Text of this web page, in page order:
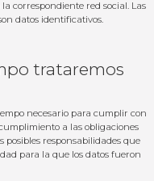
correspondiente red social. Las
datos identificativos.
trataremos
necesario para cumplir con
a las obligaciones
posibles responsabilidades que
para la que los datos fueron